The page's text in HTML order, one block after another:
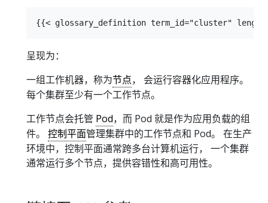
呈现为：
一组工作机器，称为节点， 会运行容器化应用程序。
每个集群至少有一个工作节点。
工作节点会托管 Pod，而 Pod 就是作为应用负载的组
件。 控制平面管理集群中的工作节点和 Pod。 在生产
环境中，控制平面通常跨多台计算机运行， 一个集群
通常运行多个节点，提供容错性和高可用性。